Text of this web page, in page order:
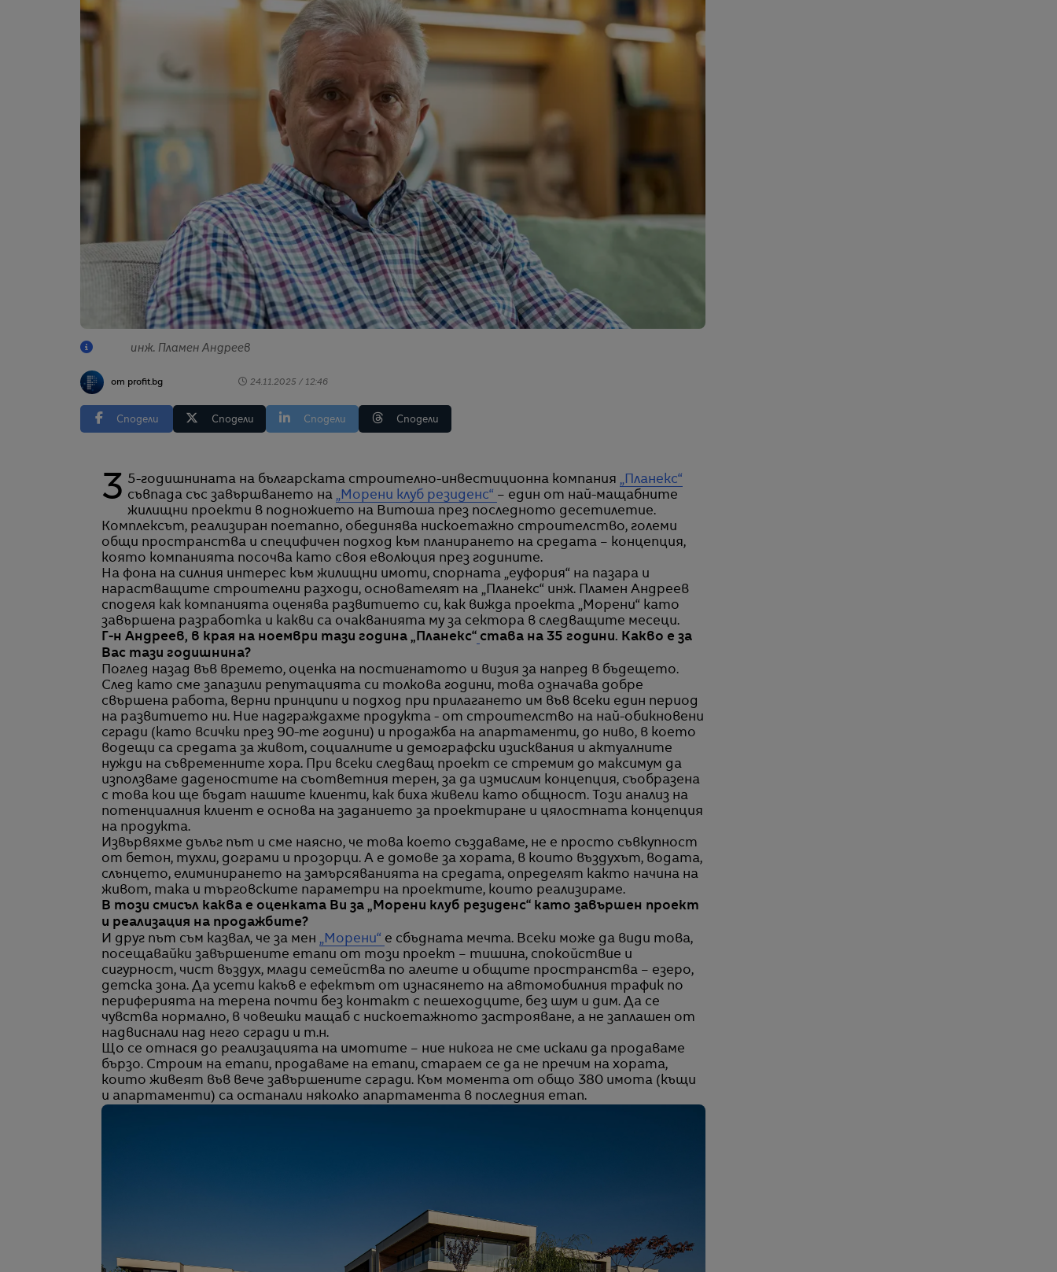
инж. Пламен Андреев
от profit.bg 24.11.2025 / 12:46
Сподели Сподели Сподели Сподели
35-годишнината на българската строително-инвестиционна компания „Планекс“
съвпада със завършването на „Морени клуб резиденс“ – един от най-мащабните
жилищни проекти в подножието на Витоша през последното десетилетие.
Комплексът, реализиран поетапно, обединява нискоетажно строителство, големи
общи пространства и специфичен подход към планирането на средата – концепция,
която компанията посочва като своя еволюция през годините.
На фона на силния интерес към жилищни имоти, спорната „еуфория“ на пазара и
нарастващите строителни разходи, основателят на „Планекс“ инж. Пламен Андреев
споделя как компанията оценява развитието си, как вижда проекта „Морени“ като
завършена разработка и какви са очакванията му за сектора в следващите месеци.
Г-н Андреев, в края на ноември тази година „Планекс“ става на 35 години. Какво е за
Вас тази годишнина?
Поглед назад във времето, оценка на постигнатото и визия за напред в бъдещето.
След като сме запазили репутацията си толкова години, това означава добре
свършена работа, верни принципи и подход при прилагането им във всеки един период
на развитието ни. Ние надграждахме продукта - от строителство на най-обикновени
сгради (като всички през 90-те години) и продажба на апартаменти, до ниво, в което
водещи са средата за живот, социалните и демографски изисквания и актуалните
нужди на съвременните хора. При всеки следващ проект се стремим до максимум да
използваме даденостите на съответния терен, за да измислим концепция, съобразена
с това кои ще бъдат нашите клиенти, как биха живели като общност. Този анализ на
потенциалния клиент е основа на заданието за проектиране и цялостната концепция
на продукта.
Извървяхме дълъг път и сме наясно, че това което създаваме, не е просто съвкупност
от бетон, тухли, дограми и прозорци. А е домове за хората, в които въздухът, водата,
слънцето, елиминирането на замърсяванията на средата, определят както начина на
живот, така и търговските параметри на проектите, които реализираме.
В този смисъл каква е оценката Ви за „Морени клуб резиденс“ като завършен проект
и реализация на продажбите?
И друг път съм казвал, че за мен „Морени“ е сбъдната мечта. Всеки може да види това,
посещавайки завършените етапи от този проект – тишина, спокойствие и
сигурност, чист въздух, млади семейства по алеите и общите пространства – езеро,
детска зона. Да усети какъв е ефектът от изнасянето на автомобилния трафик по
периферията на терена почти без контакт с пешеходците, без шум и дим. Да се
чувства нормално, в човешки мащаб с нискоетажното застрояване, а не заплашен от
надвиснали над него сгради и т.н.
Що се отнася до реализацията на имотите – ние никога не сме искали да продаваме
бързо. Строим на етапи, продаваме на етапи, стараем се да не пречим на хората,
които живеят във вече завършените сгради. Към момента от общо 380 имота (къщи
и апартаменти) са останали няколко апартамента в последния етап.